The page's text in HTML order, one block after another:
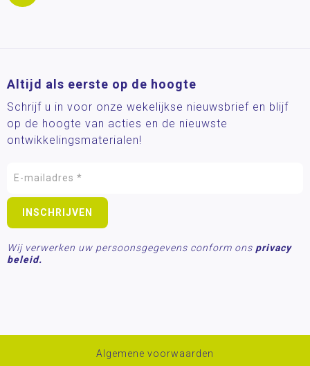
Altijd als eerste op de hoogte
Schrijf u in voor onze wekelijkse nieuwsbrief en blijf
op de hoogte van acties en de nieuwste
ontwikkelingsmaterialen!
Wij verwerken uw persoonsgegevens conform ons privacy
beleid.
Algemene voorwaarden